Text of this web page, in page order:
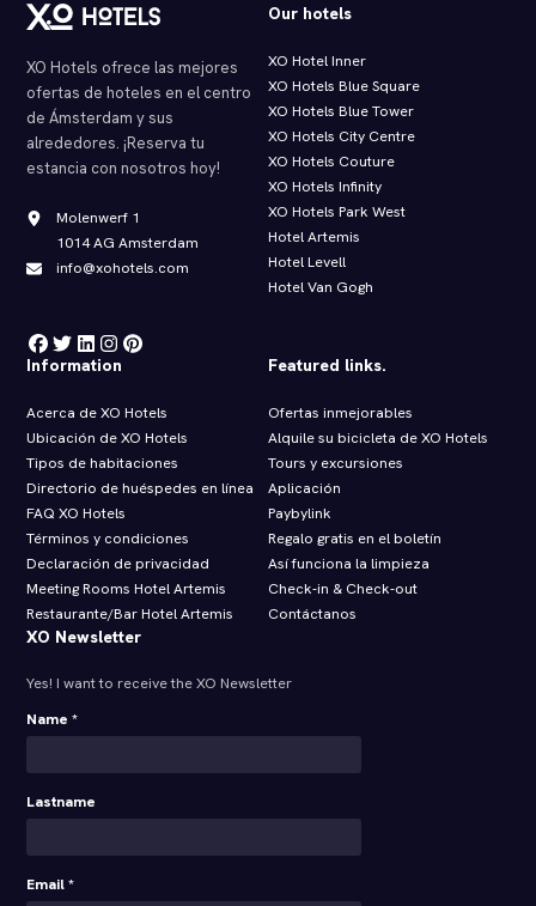
XO Hotels ofrece las mejores
ofertas de hoteles en el centro
de Ámsterdam y sus
alrededores. ¡Reserva tu
estancia con nosotros hoy!
Molenwerf 1
1014 AG Amsterdam
info@xohotels.com
Our hotels
XO Hotel Inner
XO Hotels Blue Square
XO Hotels Blue Tower
XO Hotels City Centre
XO Hotels Couture
XO Hotels Infinity
XO Hotels Park West
Hotel Artemis
Hotel Levell
Hotel Van Gogh
Information
Acerca de XO Hotels
Ubicación de XO Hotels
Tipos de habitaciones
Directorio de huéspedes en línea
FAQ XO Hotels
Términos y condiciones
Declaración de privacidad
Meeting Rooms Hotel Artemis
Restaurante/Bar Hotel Artemis
Featured links.
Ofertas inmejorables
Alquile su bicicleta de XO Hotels
Tours y excursiones
Aplicación
Paybylink
Regalo gratis en el boletín
Así funciona la limpieza
Check‑in & Check‑out
Contáctanos
XO Newsletter
Yes! I want to receive the XO Newsletter
Name *
Lastname
Email *